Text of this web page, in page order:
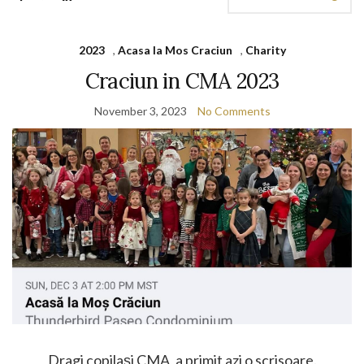
2023 , Acasa la Mos Craciun , Charity
Craciun in CMA 2023
November 3, 2023 No Comments
Dragi copilași CMA, a primit azi o scrisoare.